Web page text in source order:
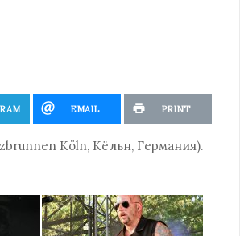
EMAIL PRINT
Köln, Кёльн, Германия).